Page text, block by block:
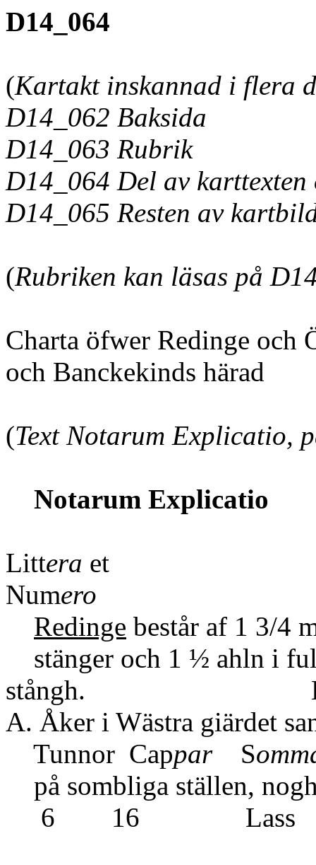
D14_064
(Kartakt inskannad i flera
D14_062 Baksida
D14_063 Rubrik
D14_064 Del av
D14_065 Resten av
(Rubriken kan läsas på
Charta öfwer Redinge och
och Banckekinds härad
(Text Notarum Explicatio,
Notarum Explicatio
Littera et
Numero
Redinge består af 1 3/4
stänger och 1 ½ ahln i
stångh.
A. Åker i Wästra giärdet
Tunnor CapparS
på sombliga
6